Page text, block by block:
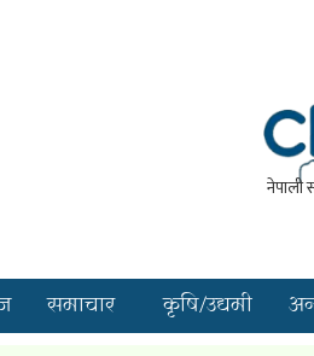
समाचार कृषि/उद्यमी